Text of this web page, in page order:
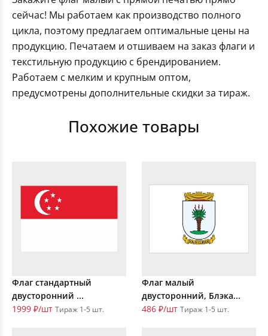
сейчас! Мы работаем как производство полного
цикла, поэтому предлагаем оптимальные цены на
продукцию. Печатаем и отшиваем на заказ флаги и
текстильную продукцию с брендированием.
Работаем с мелким и крупным оптом,
предусмотрены дополнительные скидки за тираж.
Похожие товары
Флаг стандартный
двусторонний ...
1999 ₽/шт Тираж 1-5 шт.
Флаг малый
двусторонний, Блэка...
486 ₽/шт Тираж 1-5 шт.